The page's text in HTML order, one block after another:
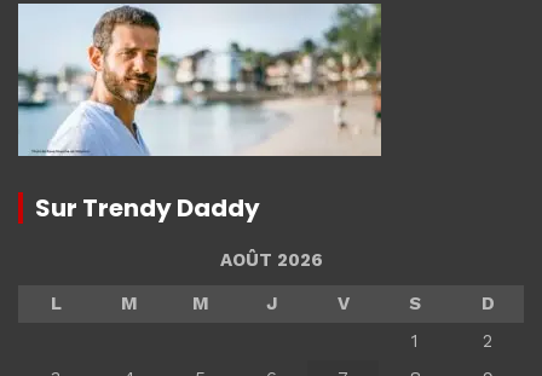
Sur Trendy Daddy
AOÛT 2026
L
M M J V S
D
1
2